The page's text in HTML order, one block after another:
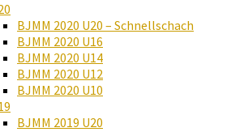
BJMM 2020 U20 – Schnellschach
BJMM 2020 U16
BJMM 2020 U14
BJMM 2020 U12
BJMM 2020 U10
BJMM 2019 U20